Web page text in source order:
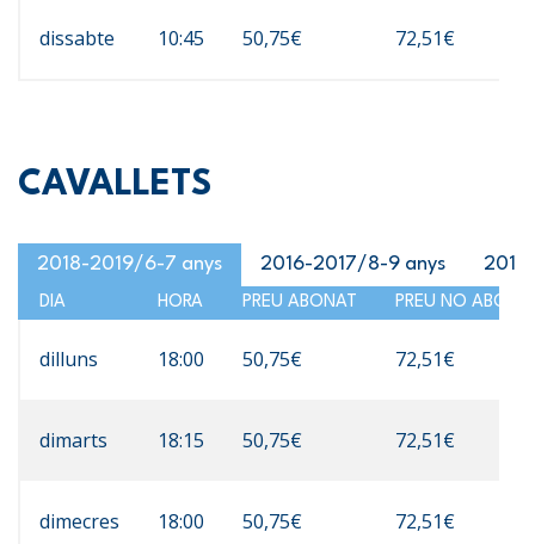
dissabte 10:45 50,75€ 72,51€
CAVALLETS
2018-2019/6-7 anys 2016-2017/8-9 anys
DIA HORA PREU ABONAT PREU NO
dilluns 18:00 50,75€ 72,51€
dimarts 18:15 50,75€ 72,51€
dimecres 18:00 50,75€ 72,51€